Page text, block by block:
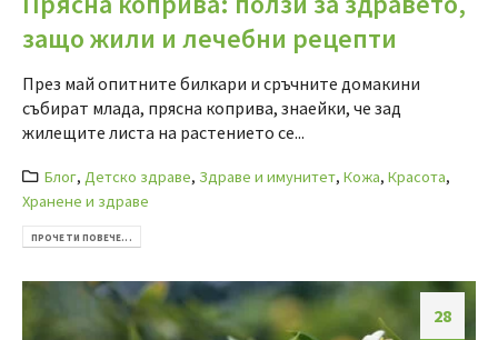
защо жили и лечебни рецепти
През май опитните билкари и сръчните домакини
събират млада, прясна коприва, знаейки, че зад
жилещите листа на растението се...
Блог,Детско здраве, Здраве и имунитет,Кожа,Красота,
Хранене и здраве
ПРОЧЕТИ ПОВЕЧЕ...
28